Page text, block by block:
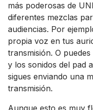
más poderosas de
diferentes mezclas
audiencias. Por
propia voz en tus
transmisión. O
y los sonidos del pad
sigues enviando una
transmisión.